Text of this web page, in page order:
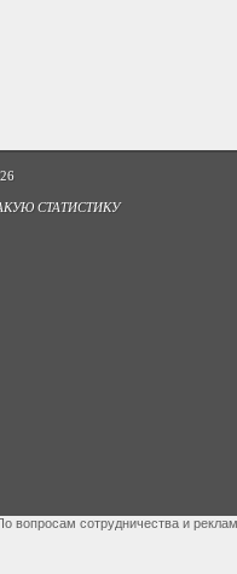
СТАТИСТИКУ
вопросам сотрудничества и